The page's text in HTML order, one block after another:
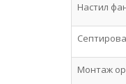
Настил
Монтаж